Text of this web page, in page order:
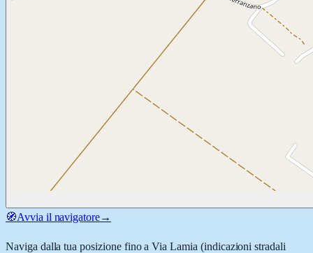
🧭Avvia il navigatore→
Naviga dalla tua posizione fino aVia Lamia (indicazioni stradali